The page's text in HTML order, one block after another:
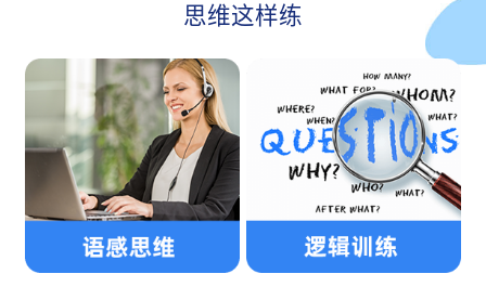
思维这样练